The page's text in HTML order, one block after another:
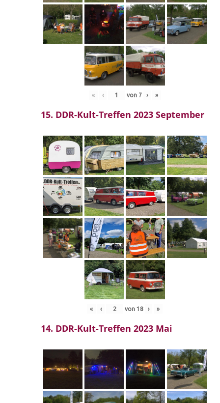
« ‹ von 7 › »
15. DDR-Kult-Treffen 2023 September
« ‹ von 18 › »
14. DDR-Kult-Treffen 2023 Mai